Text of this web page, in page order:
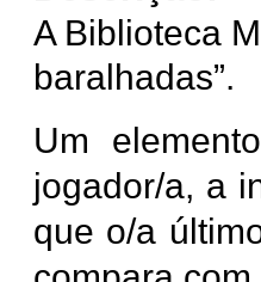
A Biblioteca
baralhadas”.
Um
jogador/a, a
que o/a